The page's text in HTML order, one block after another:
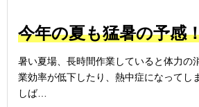
今年の夏も猛暑の予感
暑い夏場、長時間作業していると体力の
業効率が低下したり、熱中症になってし
しば…